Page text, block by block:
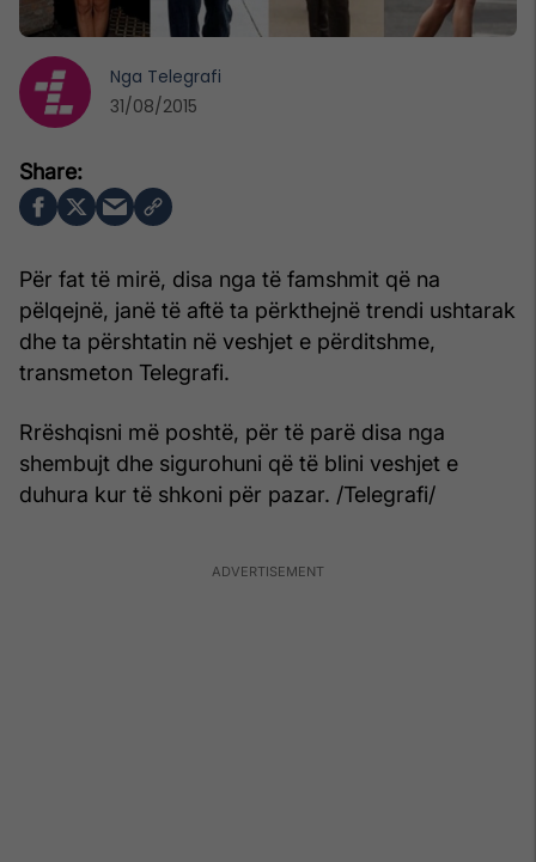
Për fat të mirë, disa nga të famshmit që na
pëlqejnë, janë të aftë ta përkthejnë trendi ushtarak
dhe ta përshtatin në veshjet e përditshme,
transmeton Telegrafi.
Rrëshqisni më poshtë, për të parë disa nga
shembujt dhe sigurohuni që të blini veshjet e
duhura kur të shkoni për pazar. /Telegrafi/
Nga Telegrafi
31/08/2015